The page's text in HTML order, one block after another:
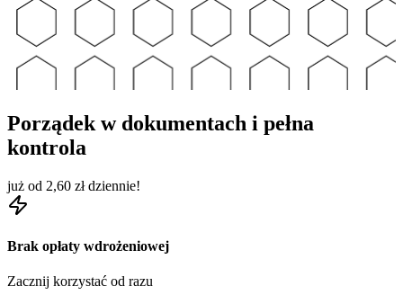
Porządek w dokumentach i pełna
kontrola
już od 2,60 zł dziennie!
Brak opłaty wdrożeniowej
Zacznij korzystać od razu